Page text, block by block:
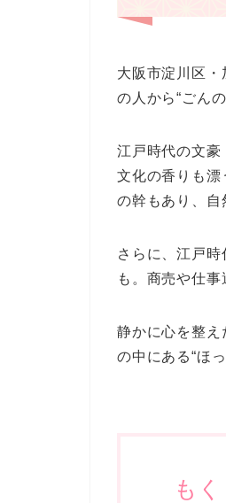
大阪市淀川区
の人から“ごん
江戸時代の文豪
文化の香りも漂
の幹もあり、自
さらに、江戸
も。商売や仕事
静かに心を整え
の中にある“ほ
もく